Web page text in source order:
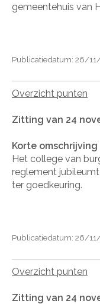
gemeentehuis van
Publicatiedatum: 26/
Overzicht punten
Zitting van 24
Korte omschrijving
Het college van
reglement
ter goedkeuring.
Publicatiedatum: 26/
Overzicht punten
Zitting van 24